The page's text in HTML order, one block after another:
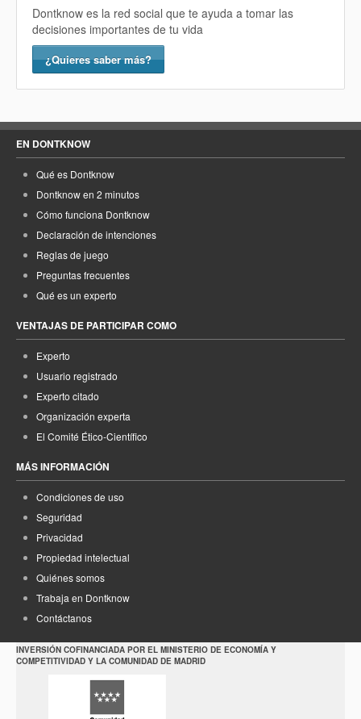
Dontknow es la red social que te ayuda a tomar las
decisiones importantes de tu vida
¿Quieres saber más?
EN DONTKNOW
Qué es Dontknow
Dontknow en 2 minutos
Cómo funciona Dontknow
Declaración de intenciones
Reglas de juego
Preguntas frecuentes
Qué es un experto
VENTAJAS DE PARTICIPAR COMO
Experto
Usuario registrado
Experto citado
Organización experta
El Comité Ético-Científico
MÁS INFORMACIÓN
Condiciones de uso
Seguridad
Privacidad
Propiedad intelectual
Quiénes somos
Trabaja en Dontknow
Contáctanos
INVERSIÓN COFINANCIADA POR EL MINISTERIO DE ECONOMÍA Y
COMPETITIVIDAD Y LA COMUNIDAD DE MADRID